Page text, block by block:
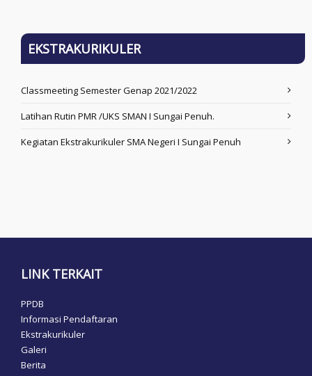
EKSTRAKURIKULER
Classmeeting Semester Genap 2021/2022
Latihan Rutin PMR /UKS SMAN I Sungai Penuh.
Kegiatan Ekstrakurikuler SMA Negeri I Sungai Penuh
LINK TERKAIT
PPDB
Informasi Pendaftaran
Ekstrakurikuler
Galeri
Berita